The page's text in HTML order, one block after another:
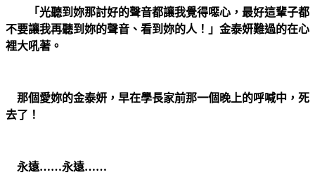
「光聽到妳那討好的聲音都讓我覺得噁心，最好這輩子都
不要讓我再聽到妳的聲音、看到妳的人！」金泰妍難過的在心
裡大吼著。
那個愛妳的金泰妍，早在學長家前那一個晚上的呼喊中，死
去了！
永遠……永遠……